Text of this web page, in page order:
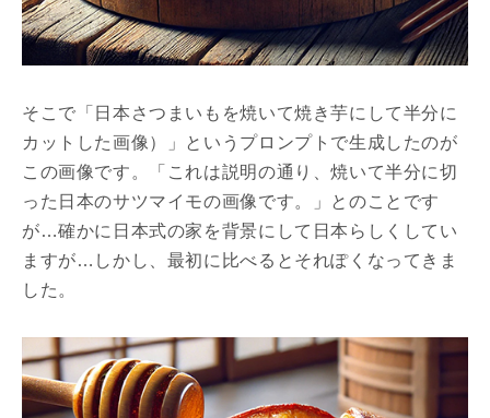
そこで「日本さつまいもを焼いて焼き芋にして半分に
カットした画像）」というプロンプトで生成したのが
この画像です。「これは説明の通り、焼いて半分に切
った日本のサツマイモの画像です。」とのことです
が…確かに日本式の家を背景にして日本らしくしてい
ますが…しかし、最初に比べるとそれぽくなってきま
した。